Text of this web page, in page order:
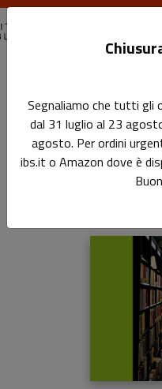
Le nuove
Sottotitolo non
Antonella Agnoli
Segnaliamo che tutti
dal 31 luglio al 23
agosto. Per ordini
ibs.it o Amazon dove è